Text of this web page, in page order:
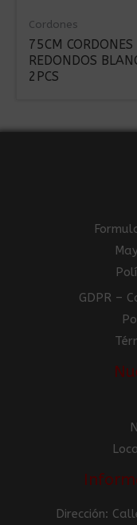
Cordones
75CM CORDONES
REDONDOS
2PCS
GDPR –
Dirección: